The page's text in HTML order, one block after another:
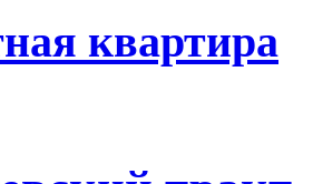
квартира